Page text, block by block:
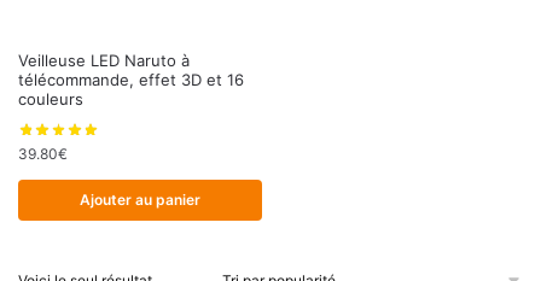
Veilleuse LED Naruto à
télécommande, effet 3D et 16
couleurs
39.80€
Ajouter au panier